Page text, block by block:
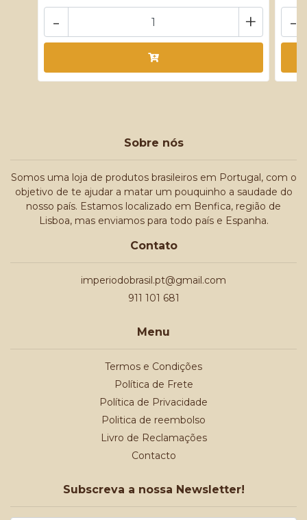
+
- -
Sobre nós
Somos uma loja de produtos brasileiros em Portugal, com o
objetivo de te ajudar a matar um pouquinho a saudade do
nosso país. Estamos localizado em Benfica, região de
Lisboa, mas enviamos para todo país e Espanha.
Contato
imperiodobrasil.pt@gmail.com
911 101 681
Menu
Termos e Condições
Política de Frete
Política de Privacidade
Politica de reembolso
Livro de Reclamações
Contacto
Subscreva a nossa Newsletter!